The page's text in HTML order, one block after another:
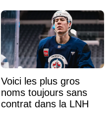
Voici les plus gros
noms toujours sans
contrat dans la LNH